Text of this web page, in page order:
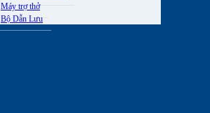
Máy trợ thở
Bộ Dẫn Lưu